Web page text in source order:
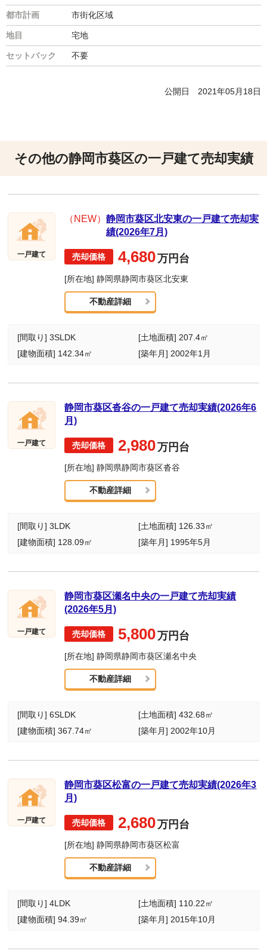
都市計画 市街化区域
地目 宅地
セットバック 不要
公開日 2021年05月18日
その他の静岡市葵区の一戸建て売却実績
一戸建て
（NEW）静岡市葵区北安東の一戸建て売却実
績(2026年7月)
4,680万円台
[所在地] 静岡県静岡市葵区北安東
不動産詳細
[間取り] 3SLDK
[土地面積] 207.4㎡
[建物面積] 142.34㎡
[築年月] 2002年1月
一戸建て
静岡市葵区沓谷の一戸建て売却実績(2026年6
月)
2,980万円台
[所在地] 静岡県静岡市葵区沓谷
不動産詳細
[間取り] 3LDK
[土地面積] 126.33㎡
[建物面積] 128.09㎡
[築年月] 1995年5月
一戸建て
静岡市葵区瀬名中央の一戸建て売却実績
(2026年5月)
5,800万円台
[所在地] 静岡県静岡市葵区瀬名中央
不動産詳細
[間取り] 6SLDK
[土地面積] 432.68㎡
[建物面積] 367.74㎡
[築年月] 2002年10月
一戸建て
静岡市葵区松富の一戸建て売却実績(2026年3
月)
2,680万円台
[所在地] 静岡県静岡市葵区松富
不動産詳細
[間取り] 4LDK
[土地面積] 110.22㎡
[建物面積] 94.39㎡
[築年月] 2015年10月